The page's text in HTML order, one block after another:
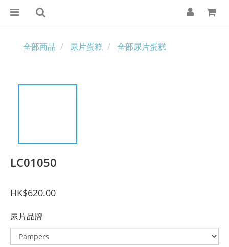
全部商品 尿片蛋糕 全部尿片蛋糕
LC01050
HK$620.00
尿片品牌